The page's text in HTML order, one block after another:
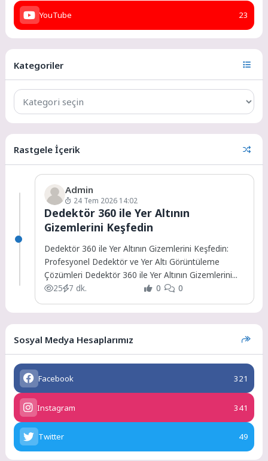
YouTube 23
Kategoriler
Rastgele İçerik
Admin
24 Tem 2026 14:02
Dedektör 360 ile Yer Altının
Gizemlerini Keşfedin
Dedektör 360 ile Yer Altının Gizemlerini Keşfedin:
Profesyonel Dedektör ve Yer Altı Görüntüleme
Çözümleri Dedektör 360 ile Yer Altının Gizemlerini...
25
7 dk. 0 0
Sosyal Medya Hesaplarımız
Facebook 321
Instagram 341
Twitter 49